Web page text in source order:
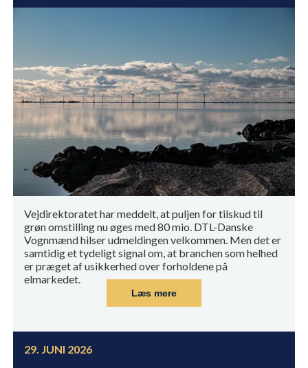
Vejdirektoratet har meddelt, at puljen for tilskud til
grøn omstilling nu øges med 80 mio. DTL-Danske
Vognmænd hilser udmeldingen velkommen. Men det er
samtidig et tydeligt signal om, at branchen som helhed
er præget af usikkerhed over forholdene på
elmarkedet.
Læs mere
29. JUNI 2026